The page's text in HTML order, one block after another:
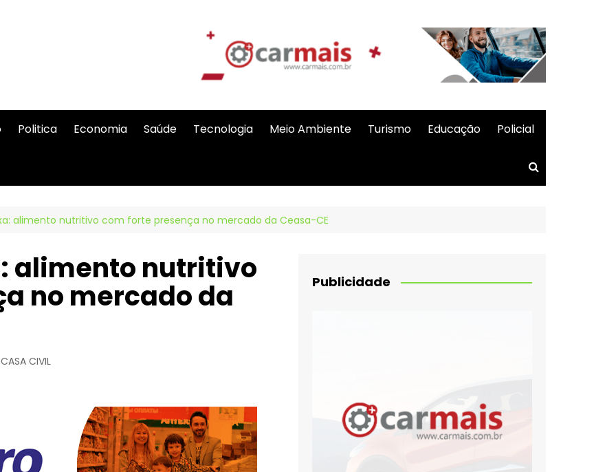
Politica Economia Saúde Tecnologia Meio Ambiente Turismo Educação Policial
alimento nutritivo com forte presença no mercado da Ceasa-CE
alimento nutritivo
no mercado da
CASA CIVIL
Publicidade